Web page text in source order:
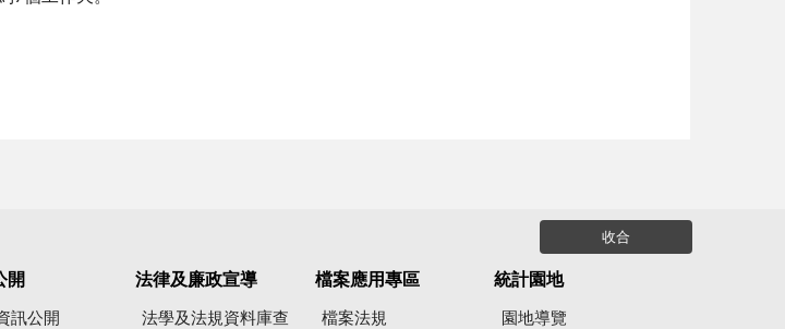
收合
開
訊公開
法律及廉政宣導
法學及法規資料庫查
檔案應用專區
檔案法規
統計園地
園地導覽